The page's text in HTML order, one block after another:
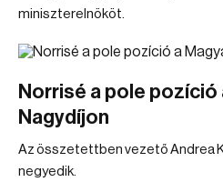
miniszterelnököt.
Norrisé a pole pozíció
Nagydíjon
Az összetettben vezető Andrea
negyedik.